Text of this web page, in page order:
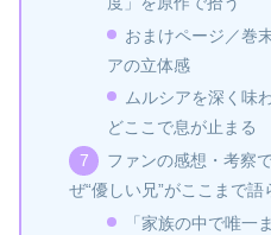
おまけページ／巻
アの立体感
ムルシアを深く味
どここで息が止まる
ファンの感想・考察
ぜ“優しい兄”がここまで語
「家族の中で唯一